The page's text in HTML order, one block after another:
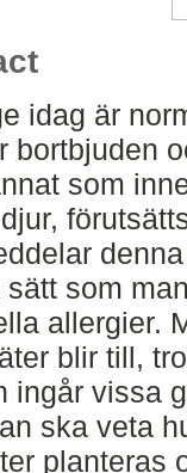
idag är
bortbjuden
som
sätt som
allergier.
blir till,
ingår vissa
ska veta
planteras